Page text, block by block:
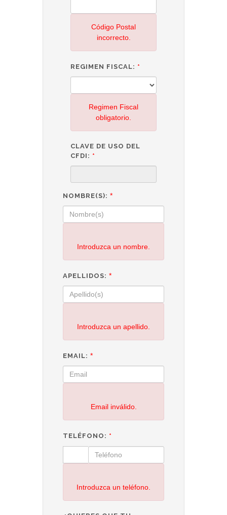
Código Postal
incorrecto.
REGIMEN FISCAL: *
Regimen Fiscal
obligatorio.
CLAVE DE USO DEL
CFDI: *
NOMBRE(S): *
Introduzca un nombre.
APELLIDOS: *
Introduzca un apellido.
EMAIL: *
Email inválido.
TELÉFONO: *
Introduzca un teléfono.